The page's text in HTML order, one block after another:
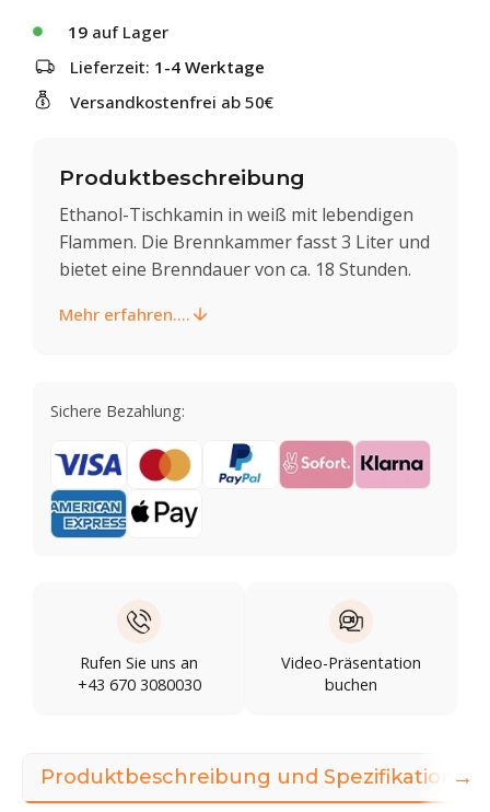
19 auf Lager
Lieferzeit: 1-4 Werktage
Versandkostenfrei ab 50€
Produktbeschreibung
Ethanol-Tischkamin in weiß mit lebendigen
Flammen. Die Brennkammer fasst 3 Liter und
bietet eine Brenndauer von ca. 18 Stunden.
Mehr erfahren....
Sichere Bezahlung:
Rufen Sie uns an
+43 670 3080030
Video-Präsentation
buchen
Produktbeschreibung und Spezifikationen
→